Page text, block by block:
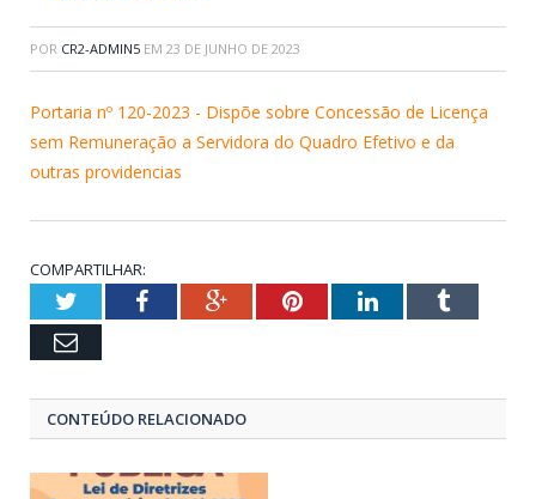
POR CR2-ADMIN5 EM 23 DE JUNHO DE 2023
Portaria nº 120-2023 - Dispõe sobre Concessão de Licença
sem Remuneração a Servidora do Quadro Efetivo e da
outras providencias
COMPARTILHAR:
TwitterFacebookGoogle+PinterestLinkedInTumblr
Email
CONTEÚDO RELACIONADO